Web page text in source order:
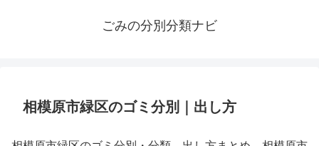
ごみの分別分類ナビ
相模原市緑区のゴミ分別｜出し方